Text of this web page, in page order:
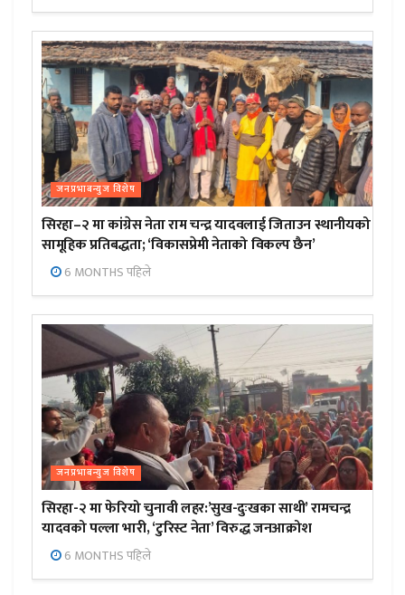
जनप्रभाबन्युज विशेष
सिरहा–२ मा कांग्रेस नेता राम चन्द्र यादवलाई जिताउन स्थानीयको
सामूहिक प्रतिबद्धता; ‘विकासप्रेमी नेताको विकल्प छैन’
6 MONTHS पहिले
जनप्रभाबन्युज विशेष
सिरहा-२ मा फेरियो चुनावी लहर:’सुख-दुःखका साथी’ रामचन्द्र
यादवको पल्ला भारी, ‘टुरिस्ट नेता’ विरुद्ध जनआक्रोश
6 MONTHS पहिले